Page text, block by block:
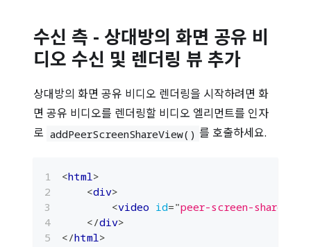
수신 측 - 상대방의 화면 공유 비
디오 수신 및 렌더링 뷰 추가
상대방의 화면 공유 비디오 렌더링을 시작하려면 화
면 공유 비디오를 렌더링할 비디오 엘리먼트를 인자
로 addPeerScreenShareView() 를 호출하세요.
<html >
<div>
<video id="peer-screen-share-
</div>
</html >